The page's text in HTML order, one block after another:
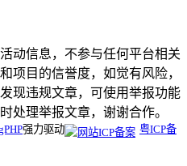
动信息，不参与任何平台相关
项目的信誉度，如觉有风险，
现违规文章，可使用举报功能
处理举报文章，谢谢合作。
强力驱动
粤ICP备